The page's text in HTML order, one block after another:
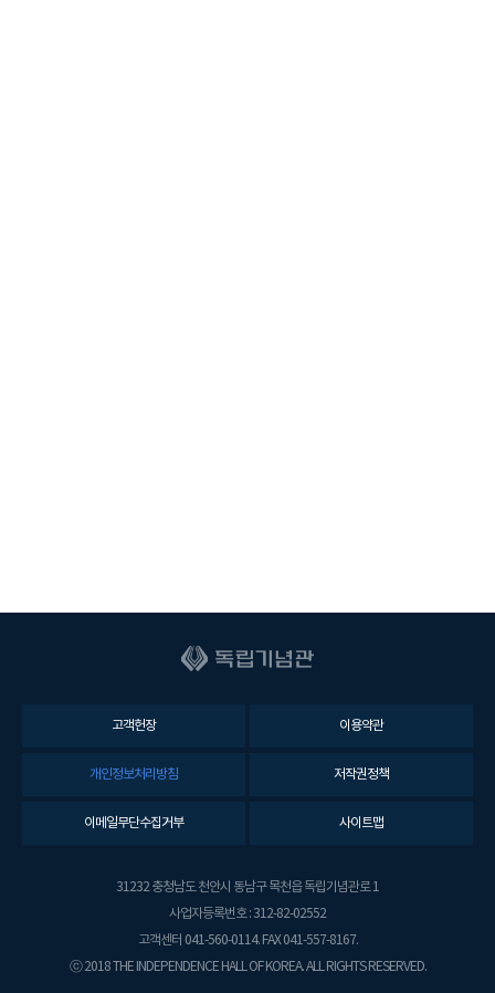
고객헌장 이용약관
개인정보처리방침 저작권정책
이메일무단수집거부 사이트맵
31232 충청남도 천안시 동남구 목천읍 독립기념관로 1
사업자등록번호 : 312-82-02552
고객센터 041-560-0114. FAX 041-557-8167.
ⓒ 2018 THE INDEPENDENCE HALL OF KOREA. ALL RIGHTS RESERVED.